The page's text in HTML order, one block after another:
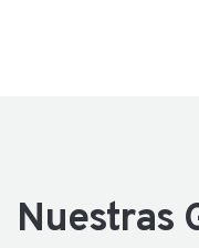
Nuestras